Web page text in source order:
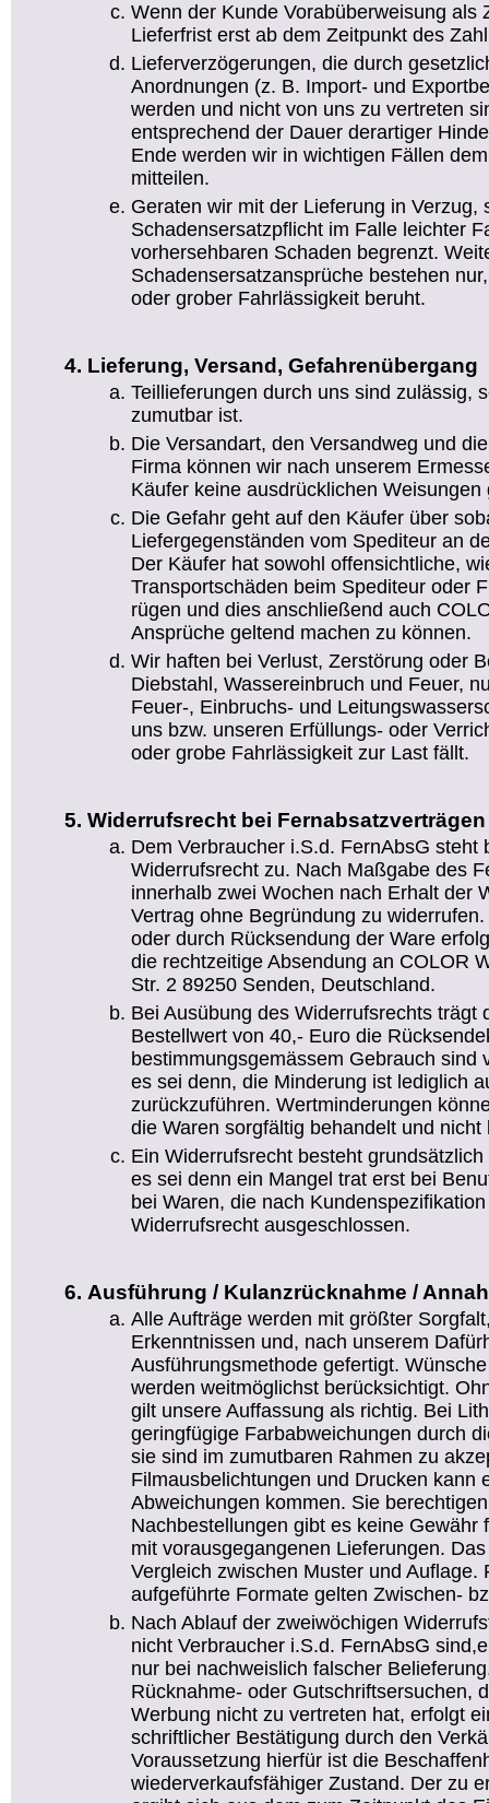
Wenn der Kunde Vorabüberweisung als
Lieferfrist erst ab dem Zeitpunkt des
Lieferverzögerungen, die durch
Anordnungen (z. B. Import- und
werden und nicht von uns zu vertreten
entsprechend der Dauer derartiger
Ende werden wir in wichtigen Fällen
mitteilen.
Geraten wir mit der Lieferung in Verzug,
Schadensersatzpflicht im Falle leichter
vorhersehbaren Schaden begrenzt.
Schadensersatzansprüche bestehen
oder grober Fahrlässigkeit beruht.
Lieferung, Versand, Gefahrenübergang
Teillieferungen durch uns sind zulässig,
zumutbar ist.
Die Versandart, den Versandweg und
Firma können wir nach unserem
Käufer keine ausdrücklichen Weisungen
Die Gefahr geht auf den Käufer über
Liefergegenständen vom Spediteur an
Der Käufer hat sowohl offensichtliche,
Transportschäden beim Spediteur oder
rügen und dies anschließend auch
Ansprüche geltend machen zu können.
Wir haften bei Verlust, Zerstörung oder
Diebstahl, Wassereinbruch und Feuer,
Feuer-, Einbruchs- und
uns bzw. unseren Erfüllungs- oder
oder grobe Fahrlässigkeit zur Last fällt.
Widerrufsrecht bei Fernabsatzverträgen
Dem Verbraucher i.S.d. FernAbsG steht
Widerrufsrecht zu. Nach Maßgabe des
innerhalb zwei Wochen nach Erhalt der
Vertrag ohne Begründung zu
oder durch Rücksendung der Ware
die rechtzeitige Absendung an COLOR
Str. 2 89250 Senden, Deutschland.
Bei Ausübung des Widerrufsrechts trägt
Bestellwert von 40,- Euro die
bestimmungsgemässem Gebrauch sind
es sei denn, die Minderung ist lediglich
zurückzuführen. Wertminderungen
die Waren sorgfältig behandelt und nicht
Ein Widerrufsrecht besteht
es sei denn ein Mangel trat erst bei
bei Waren, die nach
Widerrufsrecht ausgeschlossen.
Ausführung / Kulanzrücknahme /
Alle Aufträge werden mit größter
Erkenntnissen und, nach unserem
Ausführungsmethode gefertigt.
werden weitmöglichst berücksichtigt.
gilt unsere Auffassung als richtig. Bei
geringfügige Farbabweichungen durch
sie sind im zumutbaren Rahmen zu
Filmausbelichtungen und Drucken kann
Abweichungen kommen. Sie
Nachbestellungen gibt es keine Gewähr
mit vorausgegangenen Lieferungen.
Vergleich zwischen Muster und Auflage.
aufgeführte Formate gelten Zwischen-
Nach Ablauf der zweiwöchigen
nicht Verbraucher i.S.d. FernAbsG
nur bei nachweislich falscher
Rücknahme- oder Gutschriftsersuchen,
Werbung nicht zu vertreten hat, erfolgt
schriftlicher Bestätigung durch den
Voraussetzung hierfür ist die
wiederverkaufsfähiger Zustand. Der zu